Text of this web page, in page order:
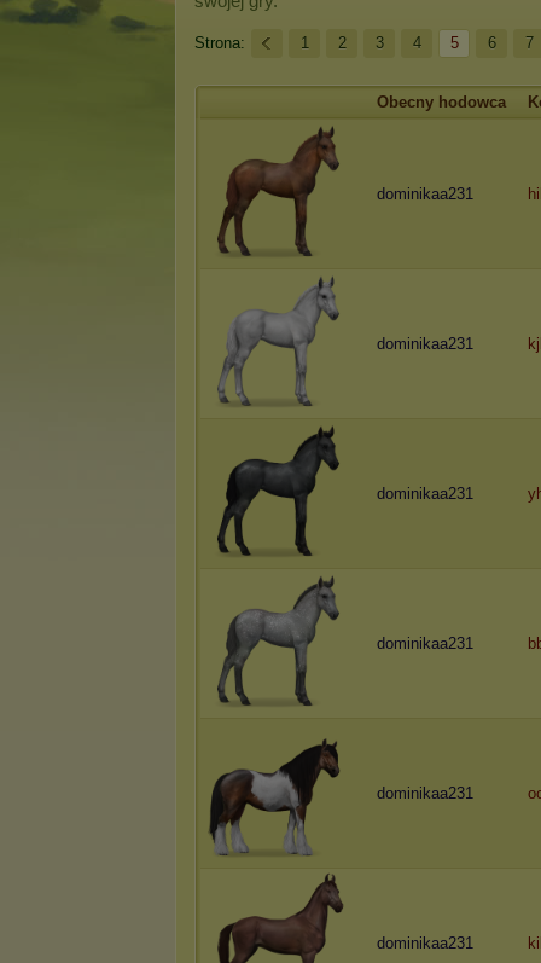
Strona: 1 2 3 4 5 6 7
Obecny hodowca
dominikaa231
dominikaa231
dominikaa231
dominikaa231
dominikaa231
dominikaa231